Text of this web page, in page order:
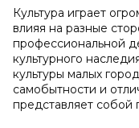
Культура играет
влияя на разные
профессиональной
культурного
культуры малых
самобытности и
представляет собой